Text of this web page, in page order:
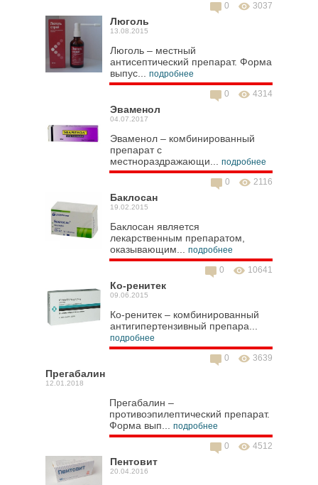
3037
0
Люголь
13.08.2015
Люголь – местный
антисептический препарат. Форма
выпус... подробнее
4314
0
Эваменол
04.07.2017
Эваменол – комбинированный
препарат c
местнораздражающи... подробнее
2116
0
Баклосан
19.02.2015
Баклосан является
лекарственным препаратом,
оказывающим... подробнее
10641
0
Ко-ренитек
09.06.2015
Ко-ренитек – комбинированный
антигипертензивный препара...
подробнее
3639
0
Прегабалин
12.01.2018
Прегабалин –
противоэпилептический препарат.
Форма вып... подробнее
4512
0
Пентовит
20.04.2016